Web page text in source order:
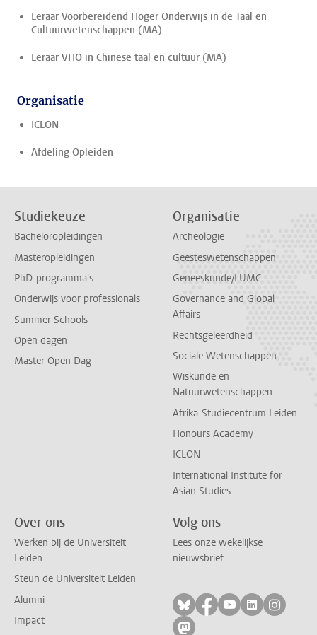
Leraar Voorbereidend Hoger Onderwijs in de Taal en
Cultuurwetenschappen (MA)
Leraar VHO in Chinese taal en cultuur (MA)
Organisatie
ICLON
Afdeling Opleiden
Studiekeuze
Bacheloropleidingen
Masteropleidingen
PhD-programma's
Onderwijs voor professionals
Summer Schools
Open dagen
Master Open Dag
Organisatie
Archeologie
Geesteswetenschappen
Geneeskunde/LUMC
Governance and Global
Affairs
Rechtsgeleerdheid
Sociale Wetenschappen
Wiskunde en
Natuurwetenschappen
Afrika-Studiecentrum Leiden
Honours Academy
ICLON
International Institute for
Asian Studies
Over ons
Werken bij de Universiteit
Leiden
Steun de Universiteit Leiden
Alumni
Impact
Volg ons
Lees onze wekelijkse
nieuwsbrief
Volg ons op bluesky
Volg ons op
Volg ons op
Volg ons
Volg
Volg ons op mastodon